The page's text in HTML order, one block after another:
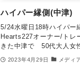
ハイパー縁側(中津)
5/24水曜日18時ハイパー
Hearts227オーナー/トレ
きた中津で 50代大人女
2023年4月29日 メディ